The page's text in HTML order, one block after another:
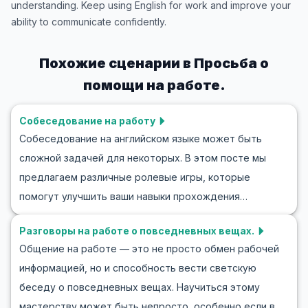
understanding. Keep using English for work and improve your
ability to communicate confidently.
Похожие сценарии в Просьба о
помощи на работе.
Собеседование на работу
Собеседование на английском языке может быть
сложной задачей для некоторых. В этом посте мы
предлагаем различные ролевые игры, которые
помогут улучшить ваши навыки прохождения
собеседования на английском и уверенно вести
разговор с работодателями. Изучите полезный
словарный запас и фразы, часто используемые в
подобных ситуациях, и познакомьтесь с
реалистичными примерами диалогов. Эти советы и
Разговоры на работе о повседневных вещах.
Общение на работе — это не просто обмен рабочей
информацией, но и способность вести светскую
беседу о повседневных вещах. Научиться этому